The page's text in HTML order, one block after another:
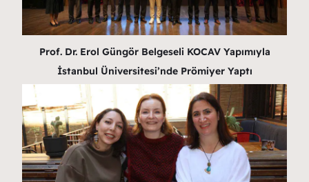
Prof. Dr. Erol Güngör Belgeseli KOCAV Yapımıyla
İstanbul Üniversitesi’nde Prömiyer Yaptı